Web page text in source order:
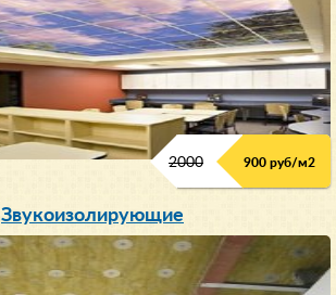
2000 900 руб/м2
Звукоизолирующие